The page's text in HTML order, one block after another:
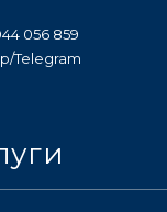
056 859
Telegram